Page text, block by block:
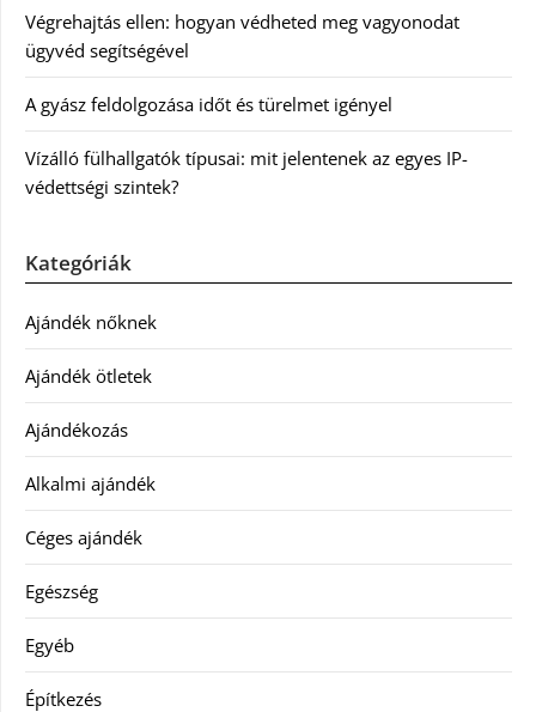
Végrehajtás ellen: hogyan védheted meg vagyonodat
ügyvéd segítségével
A gyász feldolgozása időt és türelmet igényel
Vízálló fülhallgatók típusai: mit jelentenek az egyes IP-
védettségi szintek?
Kategóriák
Ajándék nőknek
Ajándék ötletek
Ajándékozás
Alkalmi ajándék
Céges ajándék
Egészség
Egyéb
Építkezés